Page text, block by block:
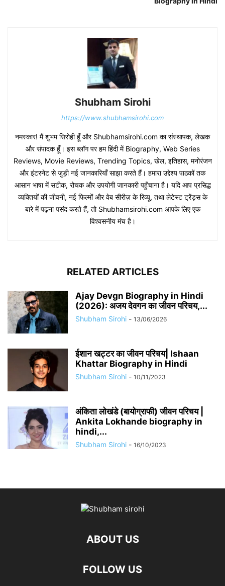
Shubham Sirohi
https://www.shubhamsirohi.com
नमस्कार! मैं शुभम सिरोही हूँ और Shubhamsirohi.com का संस्थापक, लेखक
और संपादक हूँ। इस ब्लॉग पर हम हिंदी में Biography, Web Series
Reviews, Movie Reviews, Trending Topics, खेल, इतिहास, मनोरंजन
और इंटरनेट से जुड़ी नई जानकारियाँ साझा करते हैं। हमारा उद्देश्य पाठकों तक
आसान भाषा में सटीक, रोचक और उपयोगी जानकारी पहुँचाना है। यदि आप प्रसिद्ध
व्यक्तियों की जीवनी, नई फिल्मों और वेब सीरीज़ के रिव्यू, तथा लेटेस्ट ट्रेंड्स के
बारे में पढ़ना पसंद करते हैं, तो Shubhamsirohi.com आपके लिए एक
विश्वसनीय मंच है।
RELATED ARTICLES
Ajay Devgn Biography in Hindi
(2026): अजय देवगन का जीवन परिचय,...
Shubham Sirohi - 13/06/2026
​​ईशान खट्टर का जीवन परिचय| Ishaan
Khattar Biography in Hindi
Shubham Sirohi - 10/11/2023
अंकिता लोखंडे (बायोग्राफी) जीवन परिचय |
Ankita Lokhande biography in
hindi,...
Shubham Sirohi - 16/10/2023
ABOUT US
FOLLOW US